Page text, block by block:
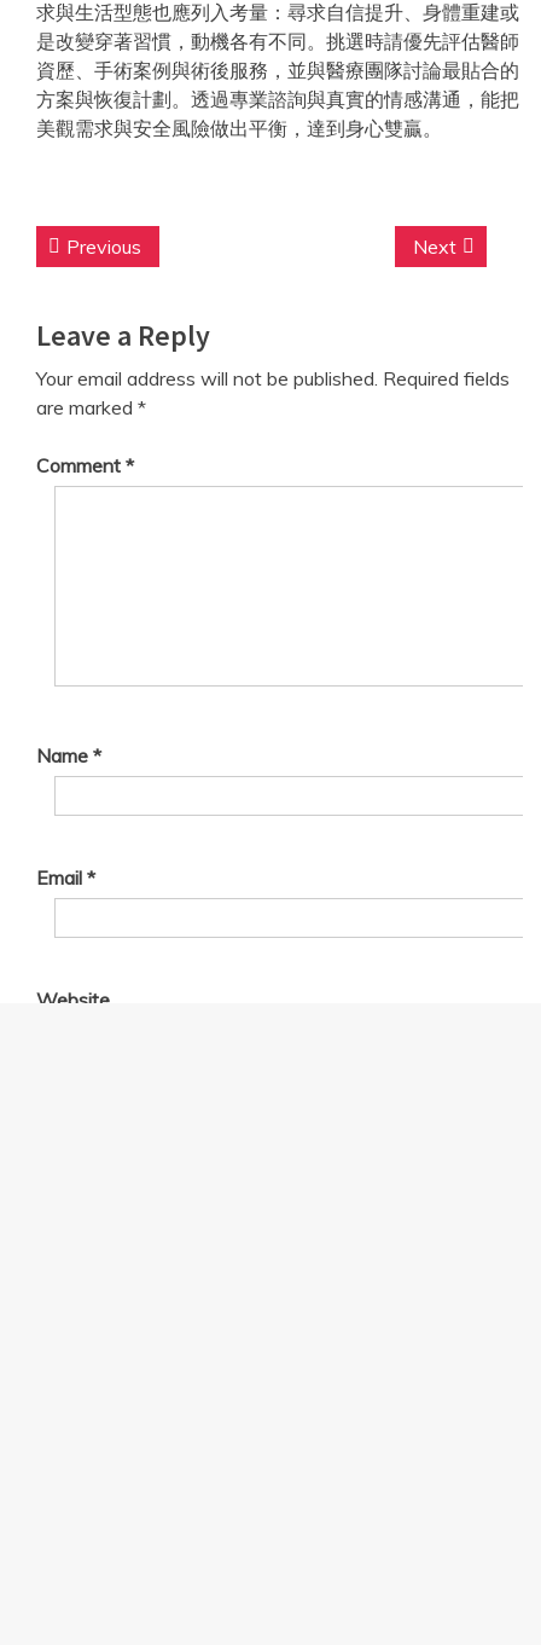
求與生活型態也應列入考量：尋求自信提升、身體重建或
是改變穿著習慣，動機各有不同。挑選時請優先評估醫師
資歷、手術案例與術後服務，並與醫療團隊討論最貼合的
方案與恢復計劃。透過專業諮詢與真實的情感溝通，能把
美觀需求與安全風險做出平衡，達到身心雙贏。
Post
Previous
post:
NextNext
post:
Leave a Reply
Your email address will not be published. Required fields
are marked *
Comment *
Name *
Email *
Website